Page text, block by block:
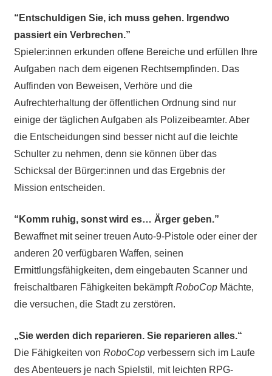
“Entschuldigen Sie, ich muss gehen. Irgendwo
passiert ein Verbrechen.”
Spieler:innen erkunden offene Bereiche und erfüllen Ihre
Aufgaben nach dem eigenen Rechtsempfinden. Das
Auffinden von Beweisen, Verhöre und die
Aufrechterhaltung der öffentlichen Ordnung sind nur
einige der täglichen Aufgaben als Polizeibeamter. Aber
die Entscheidungen sind besser nicht auf die leichte
Schulter zu nehmen, denn sie können über das
Schicksal der Bürger:innen und das Ergebnis der
Mission entscheiden.
“Komm ruhig, sonst wird es… Ärger geben.”
Bewaffnet mit seiner treuen Auto-9-Pistole oder einer der
anderen 20 verfügbaren Waffen, seinen
Ermittlungsfähigkeiten, dem eingebauten Scanner und
freischaltbaren Fähigkeiten bekämpftRoboCopMächte,
die versuchen, die Stadt zu zerstören.
„Sie werden dich reparieren. Sie reparieren alles.“
Die Fähigkeiten von RoboCopverbessern sich im Laufe
des Abenteuers je nach Spielstil, mit leichten RPG-